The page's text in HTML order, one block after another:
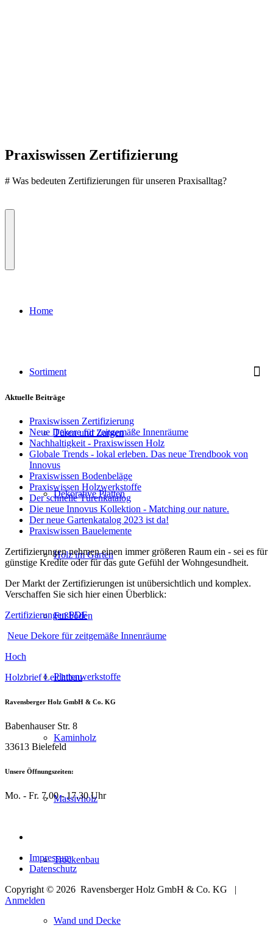
Home
Sortiment
Türen und Zargen
Dekorative Platten
Holz im Garten
Fußböden
Plattenwerkstoffe
Kaminholz
Massivholz
Trockenbau
Wand und Decke
Praxiswissen Zertifizierung
# Was bedeuten Zertifizierungen für unseren Praxisalltag?
Aktuelle Beiträge
Praxiswissen Zertifizierung
Neue Dekore für zeitgemäße Innenräume
Nachhaltigkeit - Praxiswissen Holz
Globale Trends - lokal erleben. Das neue Trendbook von
Innovus
Praxiswissen Bodenbeläge
Praxiswissen Holzwerkstoffe
Der schnelle Türenkatalog
Die neue Innovus Kollektion - Matching our nature.
Der neue Gartenkatalog 2023 ist da!
Praxiswissen Bauelemente
Zertifizierungen nehmen einen immer größeren Raum ein - sei es für
günstige Kredite oder für das gute Gefühl der Wohngesundheit.
Der Markt der Zertifizierungen ist unübersichtlich und komplex.
Verschaffen Sie sich hier einen Überblick:
Zertifizierungen PDF
Neue Dekore für zeitgemäße Innenräume
Hoch
Holzbrief Leichtbau
Ravensberger Holz GmbH & Co. KG
Babenhauser Str. 8
33613 Bielefeld
Unsere Öffnungszeiten:
Mo. - Fr. 7.00 - 17.30 Uhr
Impressum
Datenschutz
Copyright © 2026 Ravensberger Holz GmbH & Co. KG |
Anmelden